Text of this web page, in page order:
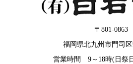
〒801-0863
福岡県北九州市門司
営業時間 9～18時(日祭